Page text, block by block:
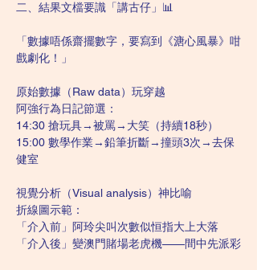
二、結果文檔要識「講古仔」📊
「數據唔係齋擺數字，要寫到《溏心風暴》咁
戲劇化！」
原始數據（Raw data）玩穿越
阿強行為日記節選：
14:30 搶玩具→被罵→大笑（持續18秒）
15:00 數學作業→鉛筆折斷→撞頭3次→去保
健室
視覺分析（Visual analysis）神比喻
折線圖示範：
「介入前」阿玲尖叫次數似恒指大上大落
「介入後」變澳門賭場老虎機——間中先派彩